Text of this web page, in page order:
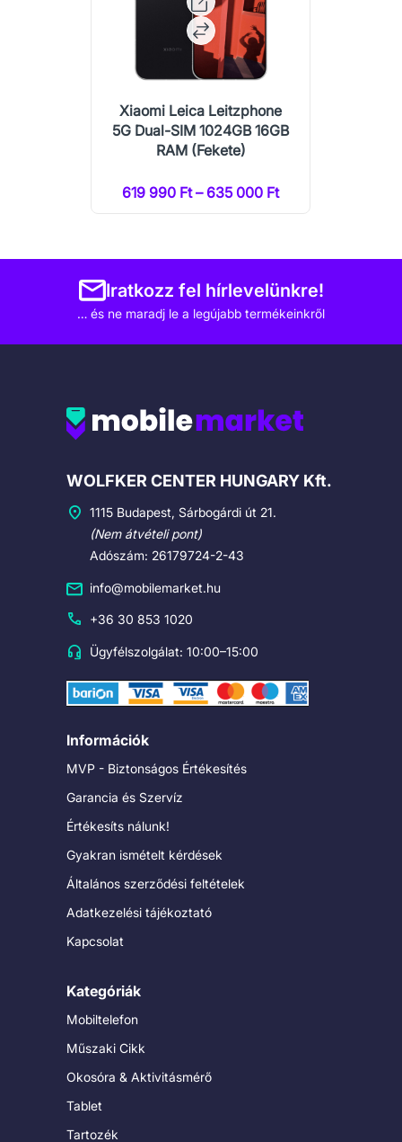
Xiaomi Leica Leitzphone
5G Dual-SIM 1024GB 16GB
RAM (Fekete)
619 990 Ft – 635 000 Ft
Iratkozz fel hírlevelünkre!
… és ne maradj le a legújabb termékeinkről
Cégadatok
WOLFKER CENTER HUNGARY Kft.
1115 Budapest, Sárbogárdi út 21.
(Nem átvételi pont)
Adószám: 26179724-2-43
info@mobilemarket.hu
+36 30 853 1020
Ügyfélszolgálat: 10:00–15:00
Információk
MVP - Biztonságos Értékesítés
Garancia és Szervíz
Értékesíts nálunk!
Gyakran ismételt kérdések
Általános szerződési feltételek
Adatkezelési tájékoztató
Kapcsolat
Kategóriák
Mobiltelefon
Műszaki Cikk
Okosóra & Aktivitásmérő
Tablet
Tartozék